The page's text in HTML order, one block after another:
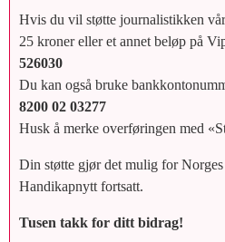
Hvis du vil støtte journalistikken
25 kroner eller et annet beløp på
526030
Du kan også bruke
8200 02 03277
Husk å merke overføringen med
Din støtte gjør det mulig for
Handikapnytt fortsatt.
Tusen takk for ditt bidrag!